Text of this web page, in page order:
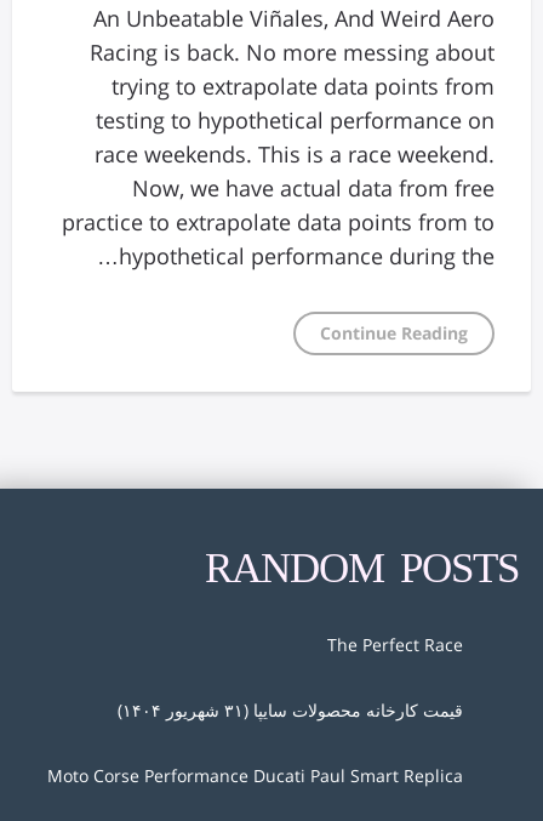
An Unbeatable Viñales, And Weird Aero
Racing is back. No more messing about
trying to extrapolate data points from
testing to hypothetical performance on
race weekends. This is a race weekend.
Now, we have actual data from free
practice to extrapolate data points from to
hypothetical performance during the…
Continue Reading
RANDOM POSTS
The Perfect Race
قیمت کارخانه محصولات سایپا (۳۱ شهریور ۱۴۰۴)
Moto Corse Performance Ducati Paul Smart Replica